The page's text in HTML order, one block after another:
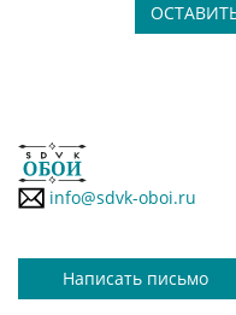
info@sdvk-oboi.ru
Написать письмо